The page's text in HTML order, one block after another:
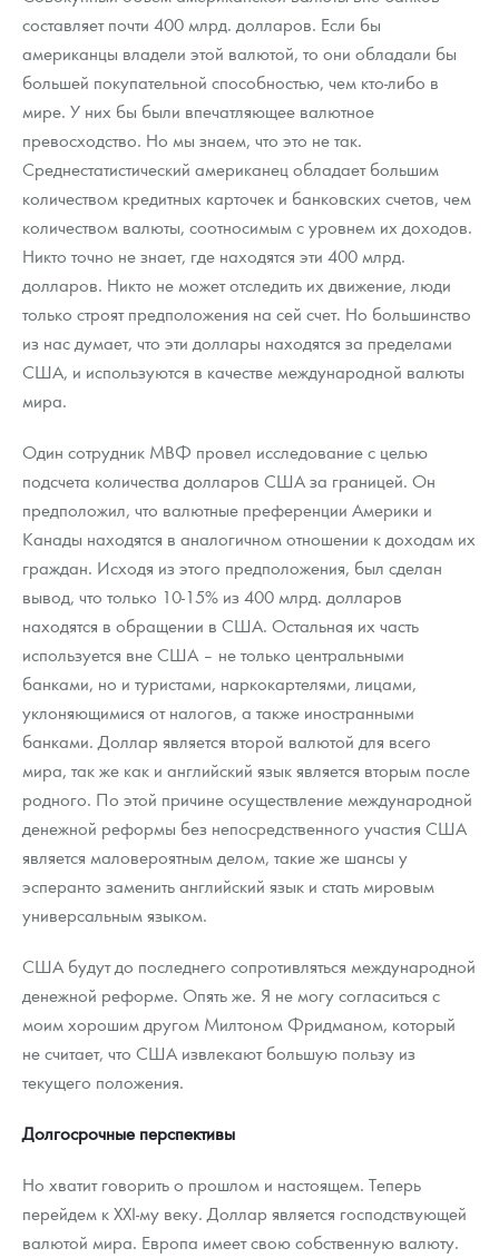
Русская нумизматика
Золотая карманная галерея
Наборы подарочных и коллекционных монет
Монеты и жетоны из недрагоценных металлов
Книги по нумизматике
составляет почти 400 млрд. долларов. Если бы
американцы владели этой валютой, то они обладали бы
большей покупательной способностью, чем кто-либо в
мире. У них бы были впечатляющее валютное
превосходство. Но мы знаем, что это не так.
Среднестатистический американец обладает большим
количеством кредитных карточек и банковских счетов, чем
количеством валюты, соотносимым с уровнем их доходов.
Никто точно не знает, где находятся эти 400 млрд.
долларов. Никто не может отследить их движение, люди
только строят предположения на сей счет. Но большинство
из нас думает, что эти доллары находятся за пределами
США, и используются в качестве международной валюты
мира.
Один сотрудник МВФ провел исследование с целью
подсчета количества долларов США за границей. Он
предположил, что валютные преференции Америки и
Канады находятся в аналогичном отношении к доходам их
граждан. Исходя из этого предположения, был сделан
вывод, что только 10-15% из 400 млрд. долларов
находятся в обращении в США. Остальная их часть
используется вне США – не только центральными
банками, но и туристами, наркокартелями, лицами,
уклоняющимися от налогов, а также иностранными
банками. Доллар является второй валютой для всего
мира, так же как и английский язык является вторым после
родного. По этой причине осуществление международной
денежной реформы без непосредственного участия США
является маловероятным делом, такие же шансы у
эсперанто заменить английский язык и стать мировым
универсальным языком.
США будут до последнего сопротивляться международной
денежной реформе. Опять же. Я не могу согласиться с
моим хорошим другом Милтоном Фридманом, который
не считает, что США извлекают большую пользу из
текущего положения.
Долгосрочные перспективы
Но хватит говорить о прошлом и настоящем. Теперь
перейдем к XXI-му веку. Доллар является господствующей
валютой мира. Европа имеет свою собственную валюту.